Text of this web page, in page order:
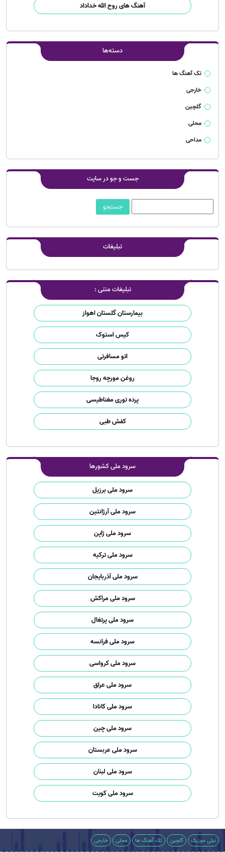
آهنگ های روح الله خداداد
دسته‌ها
تک آهنگ ها
خارجی
گلچین
محلی
مداحی
جست و جو در سایت
تبلیغات
تبلیغات متنی :
بیمارستان گلستان اهواز
کیس استوک
اتو مسافرتی
روغن مورچه روجا
پرده توری مغناطیسی
کفش طبی
سرود ملی کشورها
سرود ملی برزیل
سرود ملی آرژانتین
سرود ملی ژاپن
سرود ملی ترکیه
سرود ملی آذربایجان
سرود ملی مراکش
سرود ملی پرتغال
سرود ملی فرانسه
سرود ملی کرواسی
سرود ملی عراق
سرود ملی کانادا
سرود ملی چین
سرود ملی عربستان
سرود ملی لبنان
سرود ملی کویت
نیلی موزیک گلچین تک آهنگ ها محلی خارجی